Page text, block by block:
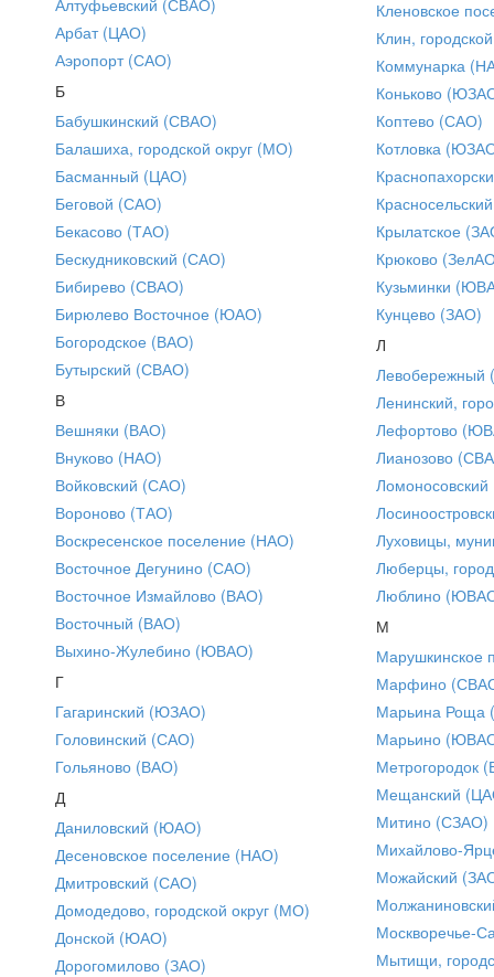
Арбат (ЦАО)
Аэропорт (САО)
Б
Бабушкинский (СВАО)
Балашиха, городской округ (МО)
Басманный (ЦАО)
Беговой (САО)
Бекасово (ТАО)
Бескудниковский (САО)
Бибирево (СВАО)
Бирюлево Восточное (ЮАО)
Богородское (ВАО)
Бутырский (СВАО)
В
Вешняки (ВАО)
Внуково (НАО)
Войковский (САО)
Вороново (ТАО)
Воскресенское поселение (НАО)
Восточное Дегунино (САО)
Восточное Измайлово (ВАО)
Восточный (ВАО)
Выхино-Жулебино (ЮВАО)
Г
Гагаринский (ЮЗАО)
Головинский (САО)
Гольяново (ВАО)
Д
Даниловский (ЮАО)
Десеновское поселение (НАО)
Дмитровский (САО)
Домодедово, городской округ (МО)
Донской (ЮАО)
Дорогомилово (ЗАО)
Кленовское
Клин,
Коммунарка
Коньково
Коптево (САО)
Котловка
Крылатское
Крюково
Кузьминки
Кунцево (ЗАО)
Л
Ленинский,
Лефортово
Лианозово
Луховицы,
Люберцы,
Люблино
М
Марушкинское
Марфино
Марьина Роща
Марьино
Метрогородок
Мещанский
Митино (СЗАО)
Михайлово-
Можайский
Москворечье-
Мытищи,